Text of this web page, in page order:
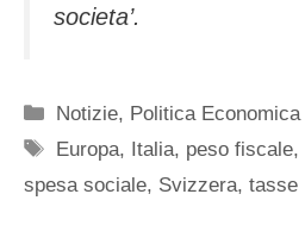
societa’.
Categorie
Notizie, Politica Economica
Tag
Europa, Italia, peso fiscale,
spesa sociale, Svizzera, tasse